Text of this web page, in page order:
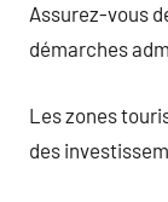
Assurez-vous
démarches
Les zones
des